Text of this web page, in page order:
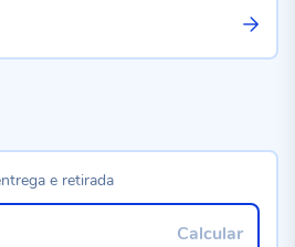
e retirada
Calcular